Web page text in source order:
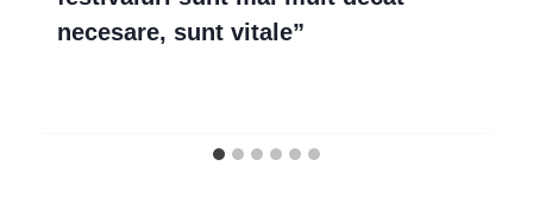
necesare, sunt vitale”